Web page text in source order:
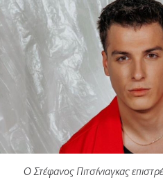
Ο Στέφανος Πιτσίνιαγκας